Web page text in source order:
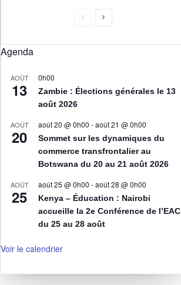
Agenda
AOÛT
13
0h00
Zambie : Élections générales le 13
août 2026
AOÛT
20
août 20 @ 0h00 -août 21 @ 0h00
Sommet sur les dynamiques du
commerce transfrontalier au
Botswana du 20 au 21 août 2026
AOÛT
25
août 25 @ 0h00 -août 28 @ 0h00
Kenya – Éducation : Nairobi
accueille la 2e Conférence de l’EAC
du 25 au 28 août
Voir le calendrier